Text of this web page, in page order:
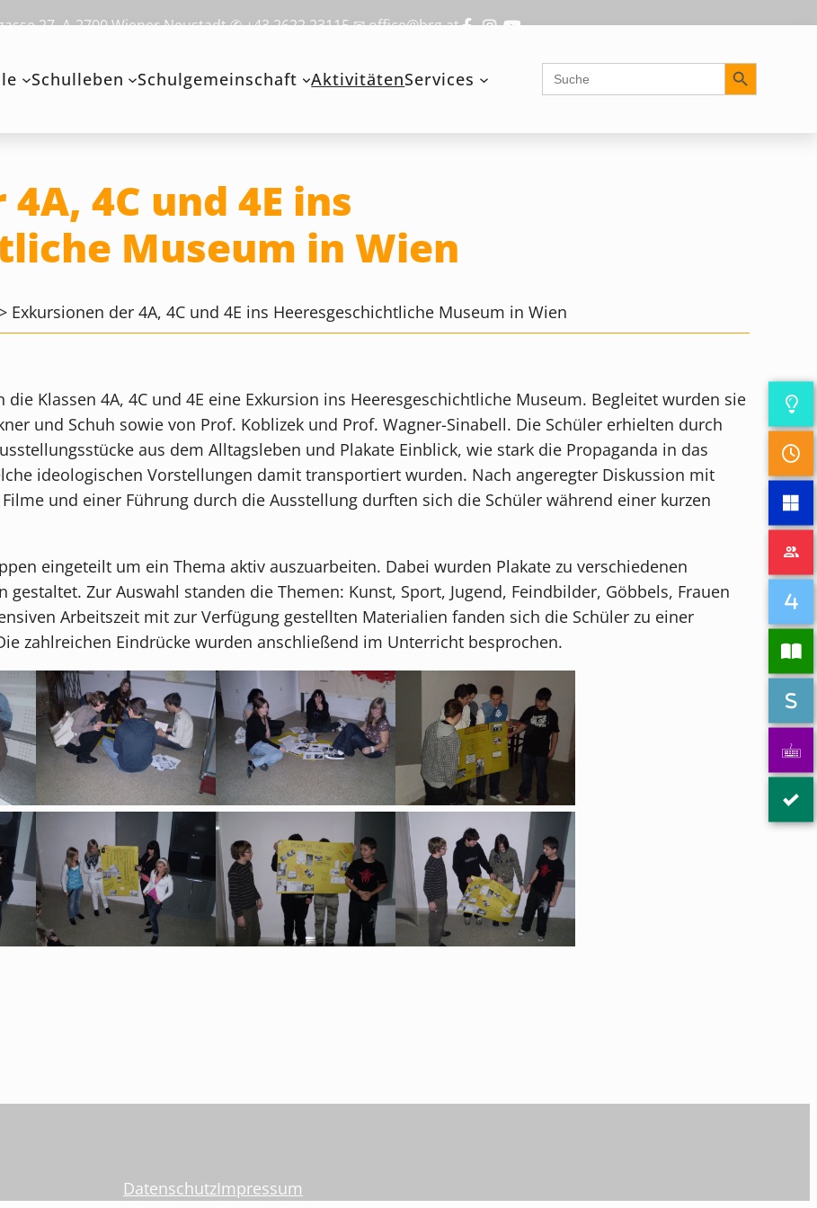
27, A-2700 Wiener Neustadt ✆ +43 2622 23115 ✉ office@brg.at
Schulleben Schulgemeinschaft AktivitätenServices Search
for:
Search Button
4C und 4E ins
Museum in Wien
> Exkursionen der 4A, 4C und 4E ins Heeresgeschichtliche Museum in Wien
Klassen 4A, 4C und 4E eine Exkursion ins Heeresgeschichtliche Museum. Begleitet wurden sie
und Schuh sowie von Prof. Koblizek und Prof. Wagner-Sinabell. Die Schüler erhielten durch
aus dem Alltagsleben und Plakate Einblick, wie stark die Propaganda in das
ideologischen Vorstellungen damit transportiert wurden. Nach angeregter Diskussion mit
und einer Führung durch die Ausstellung durften sich die Schüler während einer kurzen
eingeteilt um ein Thema aktiv auszuarbeiten. Dabei wurden Plakate zu verschiedenen
gestaltet. Zur Auswahl standen die Themen: Kunst, Sport, Jugend, Feindbilder, Göbbels, Frauen
Arbeitszeit mit zur Verfügung gestellten Materialien fanden sich die Schüler zu einer
zahlreichen Eindrücke wurden anschließend im Unterricht besprochen.
DatenschutzImpressum